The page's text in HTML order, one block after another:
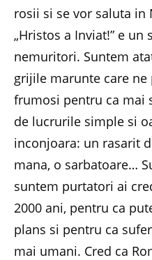
rosii si se vor saluta in
„Hristos a Inviat!” e un
nemuritori. Suntem
grijile marunte care
frumosi pentru ca mai
de lucrurile simple si
inconjoara: un rasarit
mana, o sarbatoare…
suntem purtatori ai
2000 ani, pentru ca
plans si pentru ca
mai umani. Cred ca